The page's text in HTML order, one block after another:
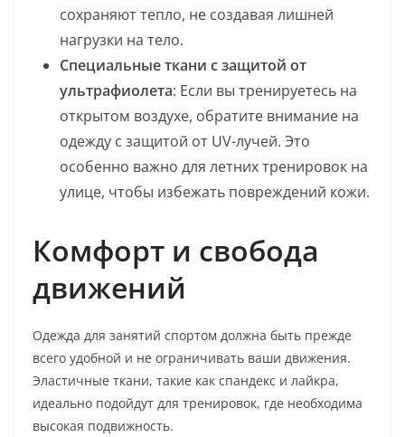
сохраняют тепло, не создавая лишней
нагрузки на тело.
Специальные ткани с защитой от
ультрафиолета: Если вы тренируетесь на
открытом воздухе, обратите внимание на
одежду с защитой от UV-лучей. Это
особенно важно для летних тренировок на
улице, чтобы избежать повреждений кожи.
Комфорт и свобода
движений
Одежда для занятий спортом должна быть прежде
всего удобной и не ограничивать ваши движения.
Эластичные ткани, такие как спандекс и лайкра,
идеально подойдут для тренировок, где необходима
высокая подвижность.